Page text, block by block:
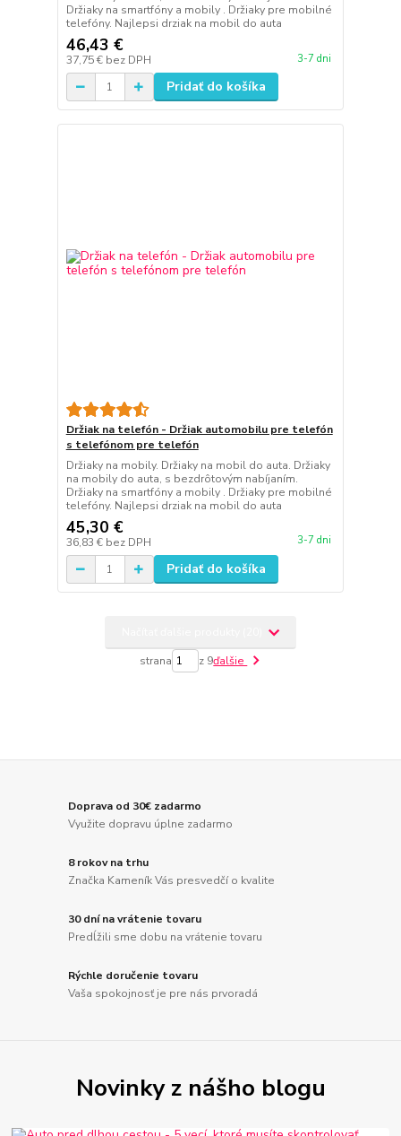
Držiaky na smartfóny a mobily . Držiaky pre mobilné
telefóny. Najlepsi drziak na mobil do auta
46,43 €
37,75 € bez DPH 3-7 dni
Pridať do košíka
Držiak na telefón - Držiak automobilu pre telefón
s telefónom pre telefón
Držiaky na mobily. Držiaky na mobil do auta. Držiaky
na mobily do auta, s bezdrôtovým nabíjaním.
Držiaky na smartfóny a mobily . Držiaky pre mobilné
telefóny. Najlepsi drziak na mobil do auta
45,30 €
36,83 € bez DPH 3-7 dni
Pridať do košíka
strana z 9ďalšie
Doprava od 30€ zadarmo
Využite dopravu úplne zadarmo
8 rokov na trhu
Značka Kameník Vás presvedčí o kvalite
30 dní na vrátenie tovaru
Predĺžili sme dobu na vrátenie tovaru
Rýchle doručenie tovaru
Vaša spokojnosť je pre nás prvoradá
Novinky z nášho blogu